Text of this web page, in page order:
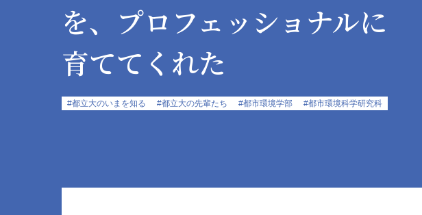
を、プロフェッショナルに
育ててくれた
#都立大のいまを知る #都立大の先輩たち #都市環境学部 #都市環境科学研究科